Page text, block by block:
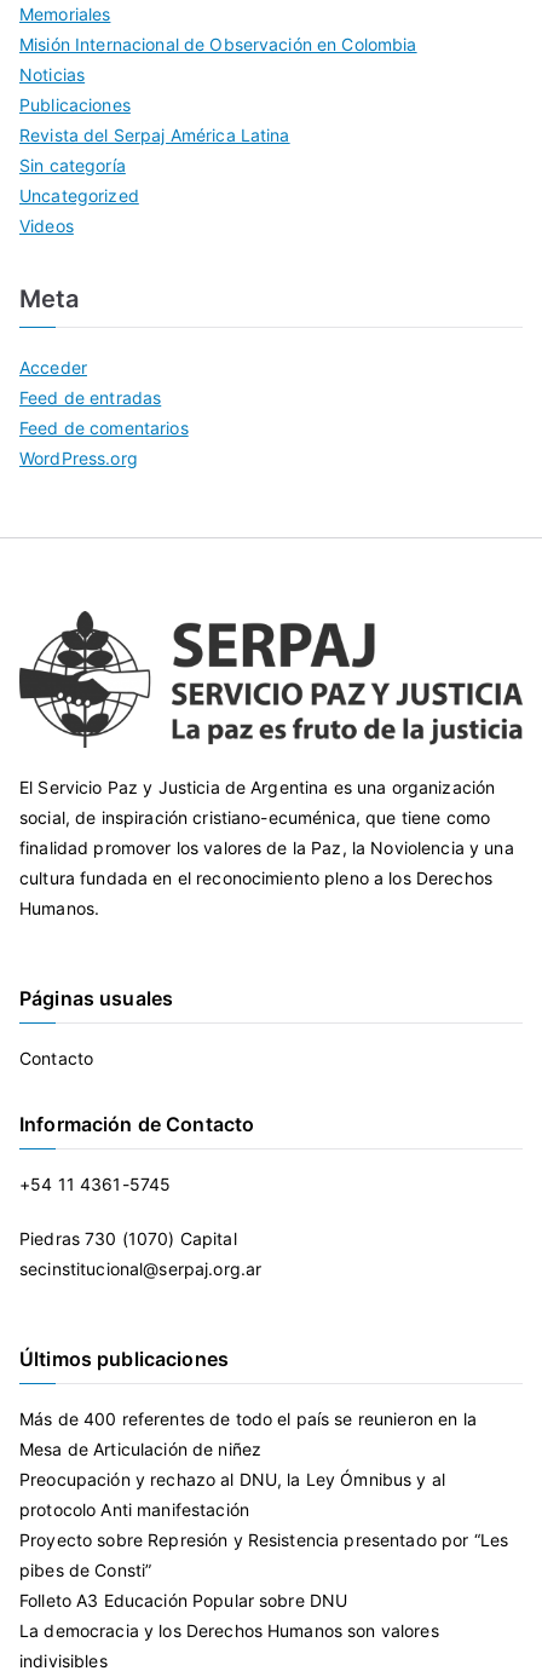
Memoriales
Misión Internacional de Observación en Colombia
Noticias
Publicaciones
Revista del Serpaj América Latina
Sin categoría
Uncategorized
Videos
Meta
Acceder
Feed de entradas
Feed de comentarios
WordPress.org
El Servicio Paz y Justicia de Argentina es una organización
social, de inspiración cristiano-ecuménica, que tiene como
finalidad promover los valores de la Paz, la Noviolencia y una
cultura fundada en el reconocimiento pleno a los Derechos
Humanos.
Páginas usuales
Contacto
Información de Contacto
+54 11 4361-5745
Piedras 730 (1070) Capital
secinstitucional@serpaj.org.ar
Últimos publicaciones
Más de 400 referentes de todo el país se reunieron en la
Mesa de Articulación de niñez
Preocupación y rechazo al DNU, la Ley Ómnibus y al
protocolo Anti manifestación
Proyecto sobre Represión y Resistencia presentado por “Les
pibes de Consti”
Folleto A3 Educación Popular sobre DNU
La democracia y los Derechos Humanos son valores
indivisibles